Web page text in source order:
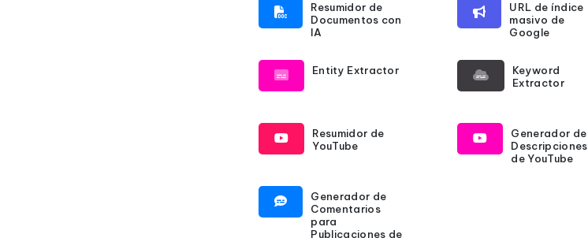
Resumidor de
Documentos con
IA
URL de índice
masivo de
Google
Entity Extractor
Keyword
Extractor
Resumidor de
YouTube
Generador de
Descripciones
de YouTube
Generador de
Comentarios
para
Publicaciones de